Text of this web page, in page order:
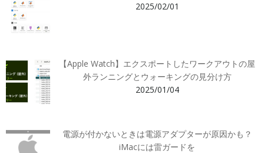
2025/02/01
【Apple Watch】エクスポートしたワークアウトの屋
外ランニングとウォーキングの見分け方
2025/01/04
電源が付かないときは電源アダプターが原因かも？
iMacには雷ガードを